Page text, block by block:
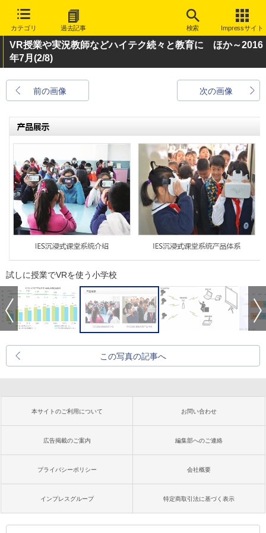
カテゴリ 過去記事 検索 Impressサイト
VR授業や実況教師などハイテク続々と教育に ほか～2016
年7月 (2/8)
前の画像 次の画像
試しに授業でVRを使う小学校
この写真の記事へ
本サイトのご利用について お問い合わせ
広告掲載のご案内 編集部へのご連絡
プライバシーポリシー 会社概要
インプレスグループ 特定商取引法に基づく表示